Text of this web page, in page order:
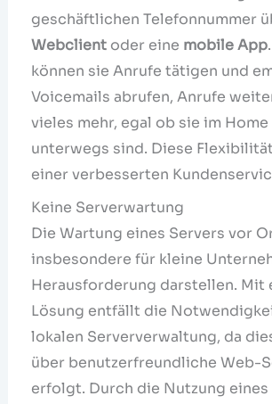
geschäftlichen Telefonnummer
Webclientoder eine mobile App
können sie Anrufe tätigen und
Voicemails abrufen, Anrufe
vieles mehr, egal ob sie im
unterwegs sind. Diese
einer verbesserten
Keine Serverwartung
Die Wartung eines Servers vor
insbesondere für kleine
Herausforderung darstellen. Mit
Lösung entfällt die
lokalen Serververwaltung, da
über benutzerfreundliche Web-
erfolgt. Durch die Nutzung eines